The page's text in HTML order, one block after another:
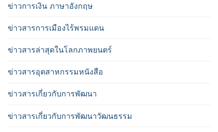
ข่าวการเงิน ภาษาอังกฤษ
ข่าวสารการเมืองไร้พรมแดน
ข่าวสารล่าสุดในโลกภาพยนตร์
ข่าวสารอุตสาหกรรมหนังสือ
ข่าวสารเกี่ยวกับการพัฒนา
ข่าวสารเกี่ยวกับการพัฒนาวัฒนธรรม